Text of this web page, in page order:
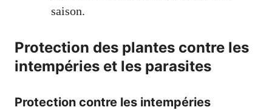
saison.
Protection des plantes contre les
intempéries et les parasites
Protection contre les intempéries